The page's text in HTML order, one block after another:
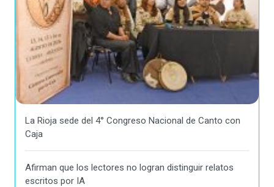
La Rioja sede del 4° Congreso Nacional de Canto con
Caja
Afirman que los lectores no logran distinguir relatos
escritos por IA